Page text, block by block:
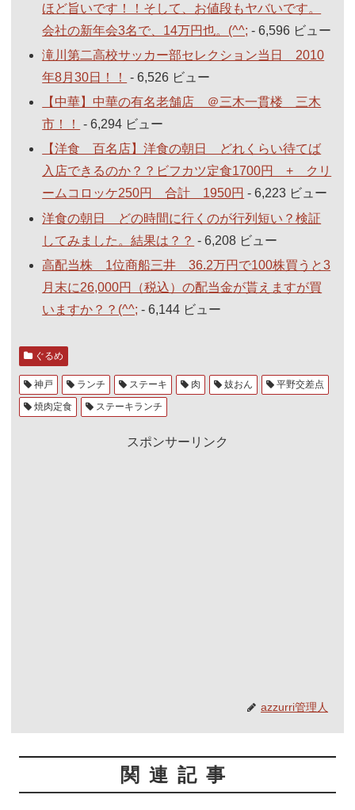
ほど旨いです！！そして、お値段もヤバいです。
会社の新年会3名で、14万円也。(^^; - 6,596 ビュー
滝川第二高校サッカー部セレクション当日 2010
年8月30日！！
- 6,526 ビュー
【中華】中華の有名老舗店 ＠三木一貫楼 三木
市！！
- 6,294 ビュー
【洋食 百名店】洋食の朝日 どれくらい待てば
入店できるのか？？ビフカツ定食1700円 + クリ
ームコロッケ250円 合計 1950円 - 6,223 ビュー
洋食の朝日 どの時間に行くのが行列短い？検証
してみました。結果は？？ - 6,208 ビュー
高配当株 1位商船三井 36.2万円で100株買うと3
月末に26,000円（税込）の配当金が貰えますが買
いますか？？(^^; - 6,144 ビュー
ぐるめ
神戸 ランチ ステーキ 肉 妓おん
平野交差点
焼肉定食
ステーキランチ
スポンサーリンク
azzurri管理人
関連記事